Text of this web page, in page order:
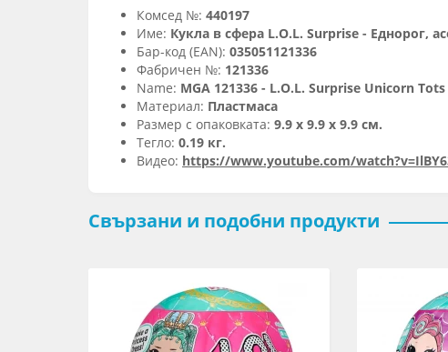
Комсед №: 440197
Име: Кукла в сфера L.O.L. Surprise - Еднорог,
Бар-код (EAN): 035051121336
Фабричен №: 121336
Name: MGA 121336 - L.O.L. Surprise Unicorn
Материал: Пластмаса
Размер с опаковката: 9.9 х 9.9 х 9.9 см.
Тегло: 0.19 кг.
Видео: https://www.youtube.com/
Свързани и подобни продукти